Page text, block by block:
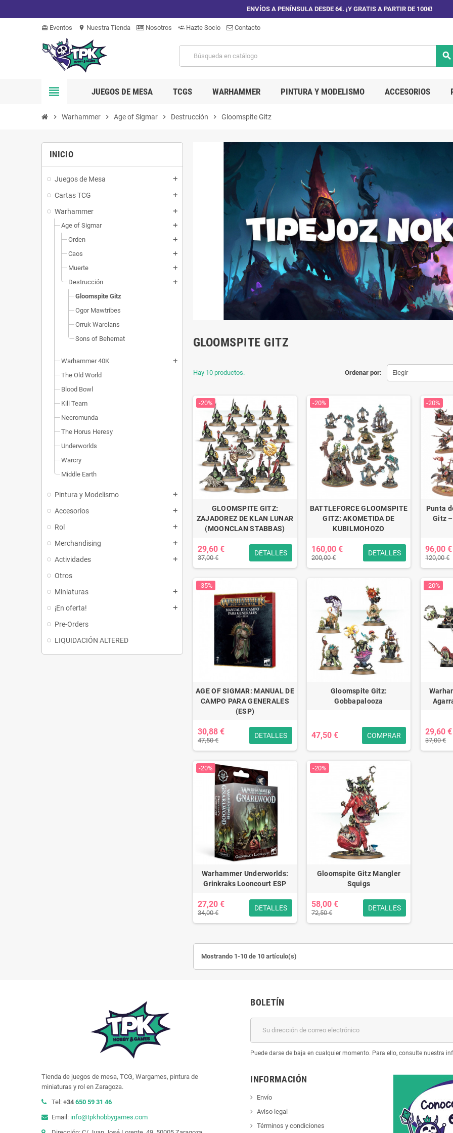
ENVÍOS A PENÍNSULA DESDE 6€. ¡Y GRATIS A PARTIR DE 100€!
card_giftcard Eventos location_on Nuestra Tienda Nosotros group_add Hazte Socio Contacto
search
view_headline JUEGOS DE MESA TCGS WARHAMMER PINTURA Y MODELISMO ACCESORIOS
chevron_right Warhammer chevron_right Age of Sigmar chevron_right Destrucción chevron_right Gloomspite Gitz
INICIO
Juegos de Mesa add
Cartas TCG add
Warhammer add
Age of Sigmar add
Orden add
Caos add
Muerte add
Destrucción add
Gloomspite Gitz
Ogor Mawtribes
Orruk Warclans
Sons of Behemat
Warhammer 40K add
The Old World
Blood Bowl
Kill Team
Necromunda
The Horus Heresy
Underworlds
Warcry
Middle Earth
Pintura y Modelismo add
Accesorios add
Rol add
Merchandising add
Actividades add
Otros
Miniaturas
add
¡En oferta! add
Pre-Orders
LIQUIDACIÓN ALTERED
GLOOMSPITE GITZ
Ordenar por: Elegir
Hay 10 productos.
-20%
GLOOMSPITE GITZ:
ZAJADOREZ DE KLAN LUNAR
(MOONCLAN STABBAS)
29,60 €
37,00 €
DETALLES
-20%
BATTLEFORCE GLOOMSPITE
GITZ: AKOMETIDA DE
KUBILMOHOZO
160,00 €
200,00 €
DETALLES
-20%
Punta
Gitz
96,00 €
120,00 €
-35%
AGE OF SIGMAR: MANUAL DE
CAMPO PARA GENERALES
(ESP)
30,88 €
47,50 €
DETALLES
Gloomspite Gitz:
Gobbapalooza
47,50 € COMPRAR
-20%
29,60 €
37,00 €
-20%
Warhammer Underworlds:
Grinkraks Looncourt ESP
27,20 €
34,00 €
DETALLES
-20%
Gloomspite Gitz Mangler
Squigs
58,00 €
72,50 €
DETALLES
Mostrando 1-10 de 10 artículo(s)
Tienda de juegos de mesa, TCG, Wargames, pintura de
miniaturas y rol en Zaragoza.
Tel: +34 650 59 31 46
Email: info@tpkhobbygames.com
BOLETÍN
Puede darse de baja en cualquier momento. Para ello, consulte nuestra
INFORMACIÓN
Envío
Aviso legal
Términos y condiciones